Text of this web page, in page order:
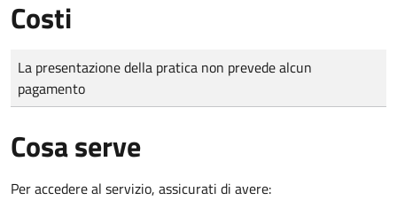
Costi
Tipo di pagamento
Importo
La presentazione della pratica non prevede alcun
pagamento
Cosa serve
Per accedere al servizio, assicurati di avere: